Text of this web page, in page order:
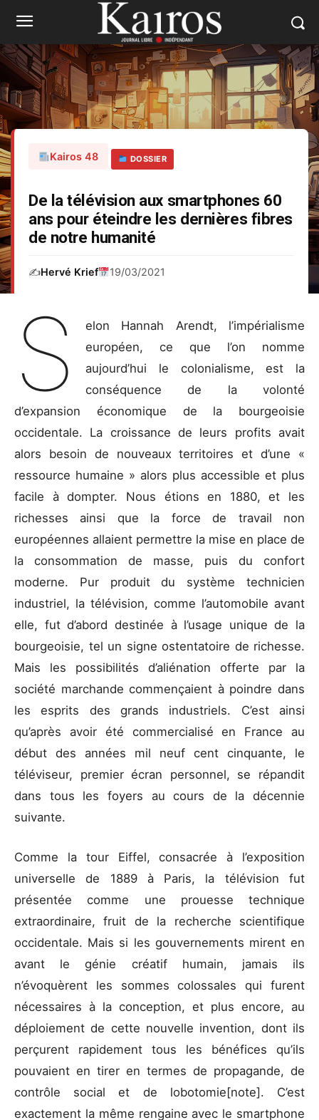
Kairos 48 DOSSIER
De la télévision aux smartphones 60
ans pour éteindre les dernières fibres
de notre humanité
✍️Hervé Krief 19/03/2021
S
elon Hannah Arendt, l’impérialisme
européen, ce que l’on nomme
aujourd’hui le colonialisme, est la
conséquence de la volonté
d’expansion économique de la bourgeoisie
occidentale. La croissance de leurs profits avait
alors besoin de nouveaux territoires et d’une «
ressource humaine » alors plus accessible et plus
facile à dompter. Nous étions en 1880, et les
richesses ainsi que la force de travail non
européennes allaient permettre la mise en place de
la consommation de masse, puis du confort
moderne. Pur produit du système technicien
industriel, la télévision, comme l’automobile avant
elle, fut d’abord destinée à l’usage unique de la
bourgeoisie, tel un signe ostentatoire de richesse.
Mais les possibilités d’aliénation offerte par la
société marchande commençaient à poindre dans
les esprits des grands industriels. C’est ainsi
qu’après avoir été commercialisé en France au
début des années mil neuf cent cinquante, le
téléviseur, premier écran personnel, se répandit
dans tous les foyers au cours de la décennie
suivante.
Comme la tour Eiffel, consacrée à l’exposition
universelle de 1889 à Paris, la télévision fut
présentée comme une prouesse technique
extraordinaire, fruit de la recherche scientifique
occidentale. Mais si les gouvernements mirent en
avant le génie créatif humain, jamais ils
n’évoquèrent les sommes colossales qui furent
nécessaires à la conception, et plus encore, au
déploiement de cette nouvelle invention, dont ils
perçurent rapidement tous les bénéfices qu’ils
pouvaient en tirer en termes de propagande, de
contrôle social et de lobotomie[note]. C’est
exactement la même rengaine avec le smartphone